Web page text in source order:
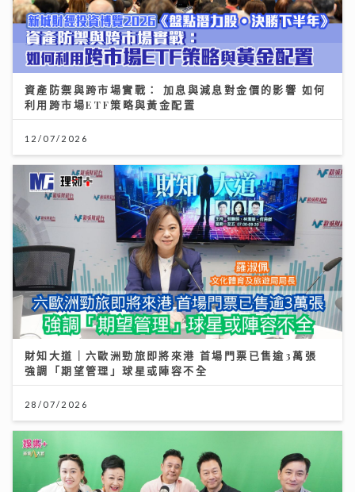
資產防禦與跨市場實戰： 加息與減息對金價的影響 如何
利用跨市場ETF策略與黃金配置
12/07/2026
財知大道｜六歐洲勁旅即將來港 首場門票已售逾3萬張
強調「期望管理」球星或陣容不全
28/07/2026